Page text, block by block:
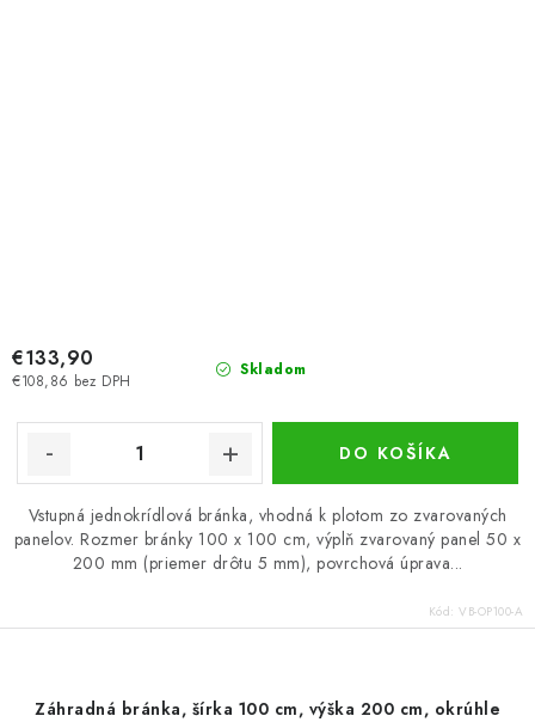
Skladom
€108,86 bez DPH
€133,90
DO KOŠÍKA
Vstupná jednokrídlová bránka, vhodná k plotom zo zvarovaných
panelov. Rozmer bránky 100 x 100 cm, výplň zvarovaný panel 50 x
200 mm (priemer drôtu 5 mm), povrchová úprava...
Kód: VB-OP100-A
Záhradná bránka, šírka 100 cm, výška 200 cm, okrúhle